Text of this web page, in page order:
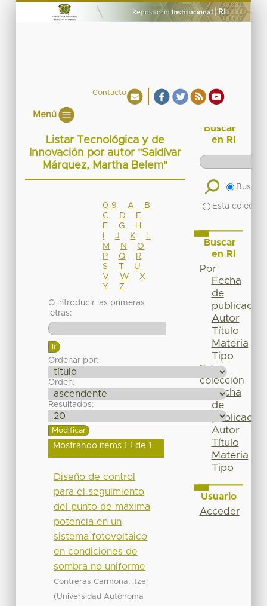
Contacto
Menú
Listar Tecnológica y de
Innovación por autor "Saldívar
Márquez, Martha Belem"
0-9 A
B
C
D
E
F
G
H
J K
M
N
O
P
Q
R
S
T
U
V
W
X
Y
Z
O introducir las primeras
letras:
Ordenar por:
Orden:
Resultados:
Mostrando ítems 1-1 de 1
Diseño de control
para el seguimiento
del punto de máxima
potencia en un
sistema fotovoltaico
en condiciones de
sombra no uniforme
Contreras Carmona, Itzel
(Universidad Autónoma
Buscar
en RI
Buscar
Esta
Buscar
en RI
Por
Fecha
de
publicación
Autor
Título
Materia
Tipo
Esta
colección
Fecha
de
publicación
Autor
Título
Materia
Tipo
Usuario
Acceder